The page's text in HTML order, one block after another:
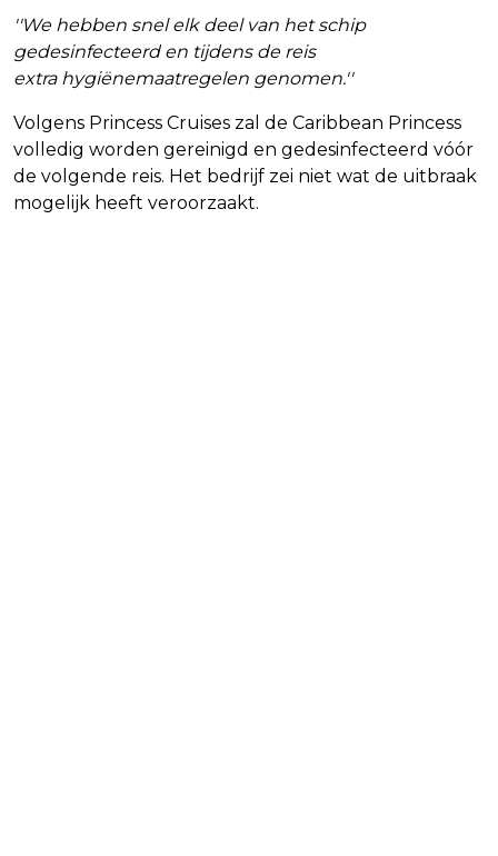
''We hebben snel elk deel van het schip
gedesinfecteerd en tijdens de reis
extra hygiënemaatregelen genomen.''
Volgens Princess Cruises zal de Caribbean Princess
volledig worden gereinigd en gedesinfecteerd vóór
de volgende reis. Het bedrijf zei niet wat de uitbraak
mogelijk heeft veroorzaakt.